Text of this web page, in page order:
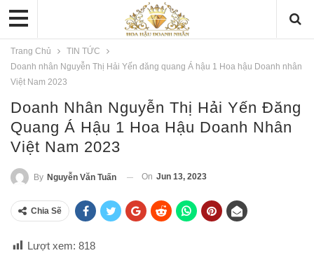
Trang Chủ
TIN TỨC
Doanh nhân Nguyễn Thị Hải Yến đăng quang Á hậu 1 Hoa hậu Doanh nhân
Việt Nam 2023
Doanh Nhân Nguyễn Thị Hải Yến Đăng
Quang Á Hậu 1 Hoa Hậu Doanh Nhân
Việt Nam 2023
By Nguyễn Văn Tuấn On Jun 13, 2023
Chia Sẽ
Lượt xem: 818